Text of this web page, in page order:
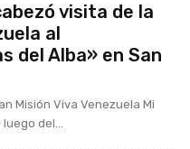
visita de la
al
del Alba» en San
Misión Viva Venezuela Mi
del...